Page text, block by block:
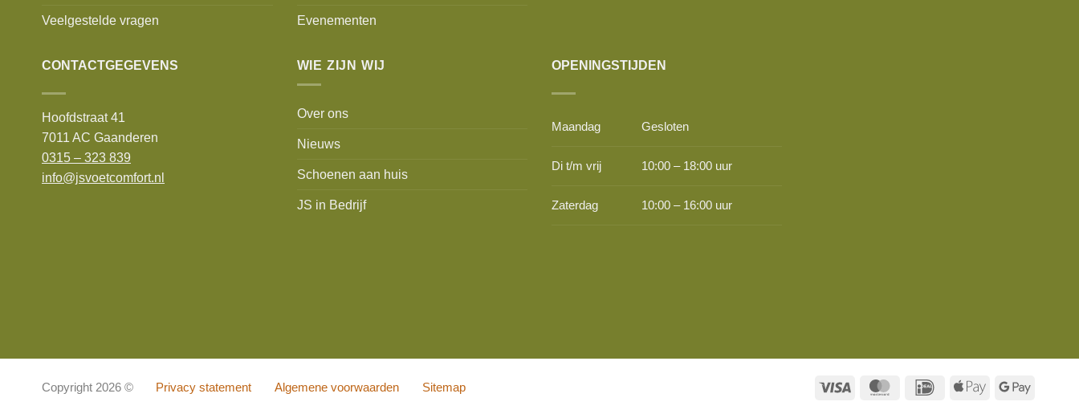
Veelgestelde vragen Evenementen
CONTACTGEGEVENS
Hoofdstraat 41
7011 AC Gaanderen
0315 – 323 839
info@jsvoetcomfort.nl
WIE ZIJN WIJ
Over ons
Nieuws
Schoenen aan huis
JS in Bedrijf
OPENINGSTIJDEN
Maandag Gesloten
Di t/m vrij 10:00 – 18:00 uur
Zaterdag 10:00 – 16:00 uur
Visa MasterCard
IDeal
Apple
Google
Copyright 2026 © Privacy statement Algemene voorwaarden Sitemap